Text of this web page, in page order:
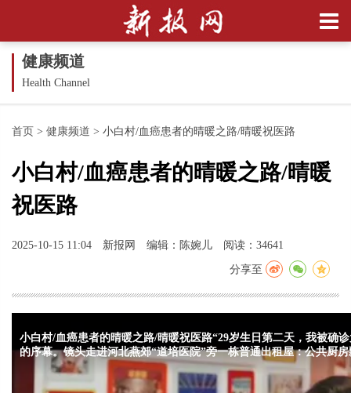
健康频道
Health Channel
首页 > 健康频道 > 小白村/血癌患者的晴暖之路/晴暖祝医路
小白村/血癌患者的晴暖之路/晴暖
祝医路
2025-10-15 11:04 新报网 编辑：陈婉儿 阅读：34641
分享至